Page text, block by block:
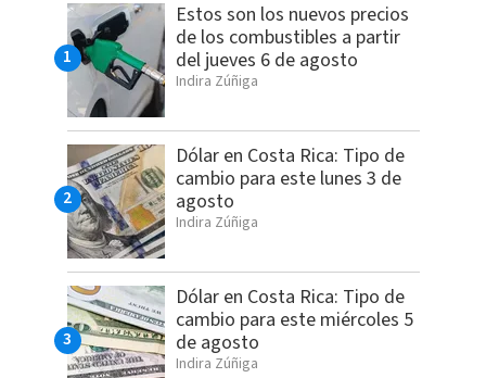
Estos son los nuevos precios
de los combustibles a partir
del jueves 6 de agosto
Indira Zúñiga
Dólar en Costa Rica: Tipo de
cambio para este lunes 3 de
agosto
Indira Zúñiga
Dólar en Costa Rica: Tipo de
cambio para este miércoles 5
de agosto
Indira Zúñiga